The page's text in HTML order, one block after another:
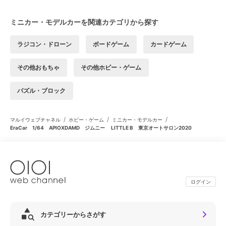
ミニカー・モデルカーを関連カテゴリから探す
ラジコン・ドローン ボードゲーム カードゲーム
その他おもちゃ その他ホビー・ゲーム
パズル・ブロック
マルイウェブチャネル / ホビー・ゲーム / ミニカー・モデルカー /
EraCar 1/64 APIOXDAMD ジムニー LITTLE B 東京オートサロン2020
ログイン
カテゴリーからさがす